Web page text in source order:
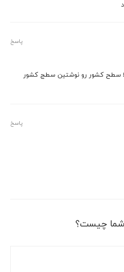
سطح کشور رو نوشتین سطج کشور
پاسخ
پاسخ
شما چیست؟